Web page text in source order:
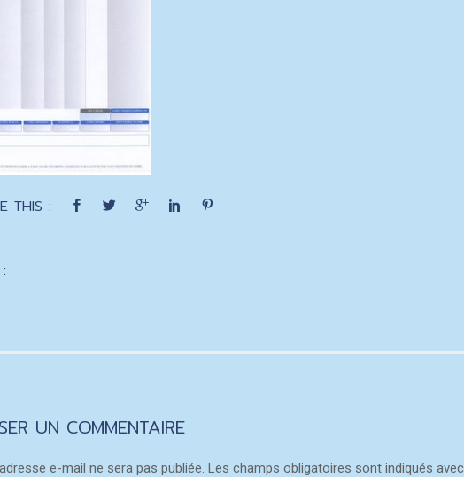
THIS :
UN COMMENTAIRE
e-mail ne sera pas publiée. Les champs obligatoires sont indiqués avec